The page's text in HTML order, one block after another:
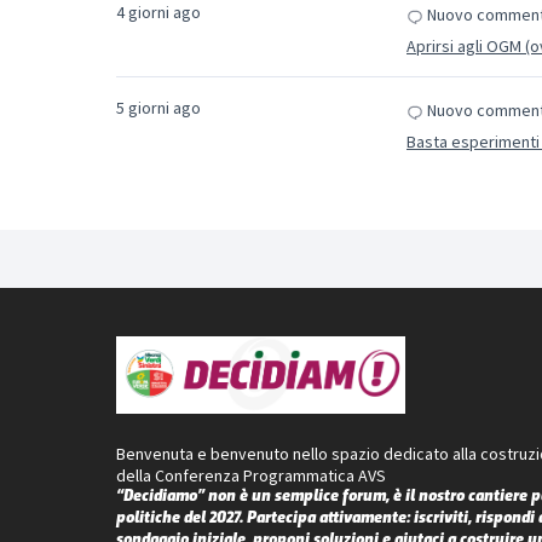
4 giorni ago Nuovo
Aprirsi agli OGM
5 giorni ago Nuovo
Basta esperimenti
Benvenuta e benvenuto nello spazio dedicato alla
della Conferenza Programmatica AVS
“Decidiamo” non è un semplice forum, è il nostro cantiere
politiche del 2027. Partecipa attivamente: iscriviti, rispondi